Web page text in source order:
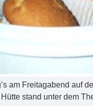
am Freitagabend auf
stand unter dem